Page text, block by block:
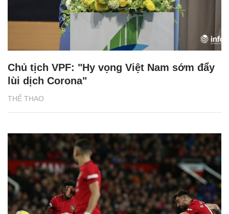
THỂ THAO
Chủ tịch VPF: "Hy vọng Việt Nam sớm đẩy
lùi dịch Corona"